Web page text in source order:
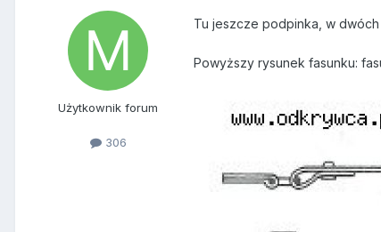
Użytkownik forum
306
Tu jeszcze podpinka, w dwóch
Powyższy rysunek fasunku: